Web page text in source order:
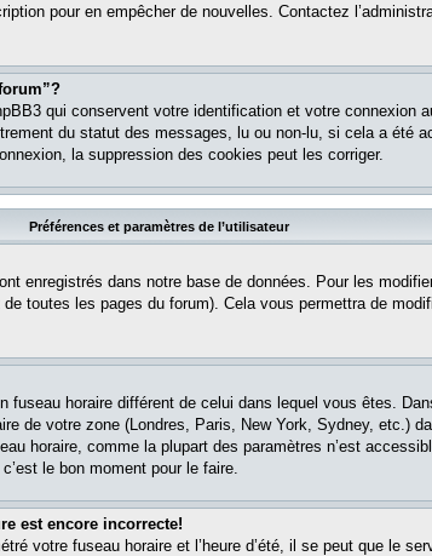
pour en empêcher de nouvelles. Contactez
qui conservent votre identification et votre connexion
du statut des messages, lu ou non-lu, si cela a été
la suppression des cookies peut les corriger.
Préférences et paramètres de l’utilisateur
enregistrés dans notre base de données. Pour les
toutes les pages du forum). Cela vous permettra de
fuseau horaire différent de celui dans lequel vous êtes.
de votre zone (Londres, Paris, New York, Sydney, etc.)
horaire, comme la plupart des paramètres n’est
le bon moment pour le faire.
est encore incorrecte!
votre fuseau horaire et l’heure d’été, il se peut que le